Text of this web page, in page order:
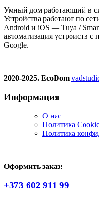
Умный дом работающий в
Устройства работают по
Android и iOS — Tuya /
автоматизация устройств с
Google.
2020-2025. EcoDom
Информация
О нас
Политика Сookie
Политика
Оформить заказ:
+373 602 911 99